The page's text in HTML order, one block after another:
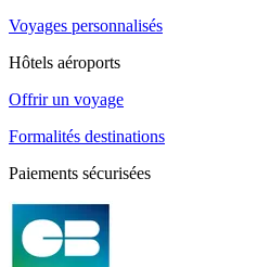
Voyages personnalisés
Hôtels aéroports
Offrir un voyage
Formalités destinations
Paiements sécurisées